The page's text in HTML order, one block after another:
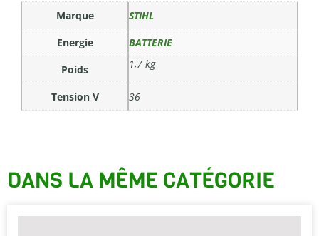
Poids 1,7 kg
Energie BATTERIE
Marque STIHL
Tension V 36
DANS LA MÊME CATÉGORIE